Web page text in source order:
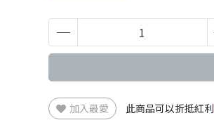
加入最愛 此商品可以折抵紅利